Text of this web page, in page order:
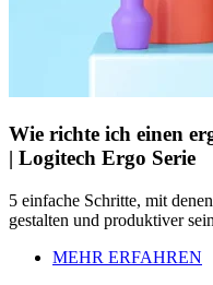
Wie richte ich einen
| Logitech Ergo Serie
5 einfache Schritte, mit
gestalten und produktiver
MEHR ERFAHREN